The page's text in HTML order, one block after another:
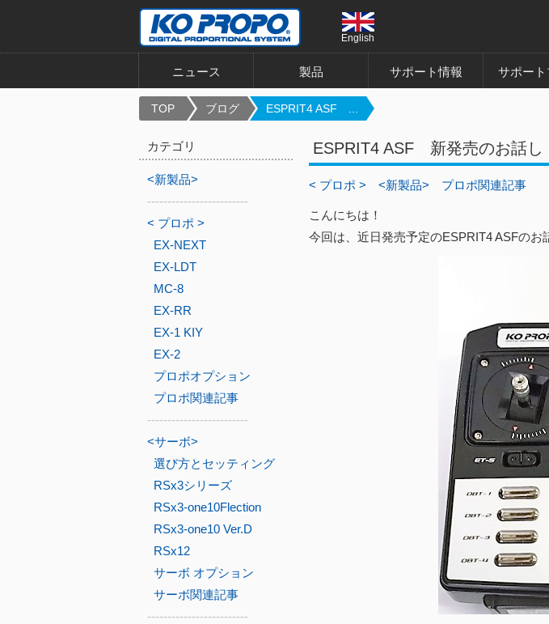
English
ニュース 製品 サポート情報 サポー
TOP ブログ ESPRIT4 ASF ...
ESPRIT4 ASF 新発売のお話し
< プロポ > <新製品> プロポ関連記事
こんにちは！
今回は、近日発売予定のESPRIT4 ASFのお
カテゴリ
<新製品>
-------------------------
< プロポ >
EX-NEXT
EX-LDT
MC-8
EX-RR
EX-1 KIY
EX-2
プロポオプション
プロポ関連記事
-------------------------
<サーボ>
選び方とセッティング
RSx3シリーズ
RSx3-one10Flection
RSx3-one10 Ver.D
RSx12
サーボ オプション
サーボ関連記事
-------------------------